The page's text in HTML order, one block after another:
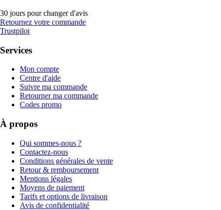
30 jours pour changer d'avis
Retournez votre commande
Trustpilot
Services
Mon compte
Centre d'aide
Suivre ma commande
Retourner ma commande
Codes promo
À propos
Qui sommes-nous ?
Contactez-nous
Conditions générales de vente
Retour & remboursement
Mentions légales
Moyens de paiement
Tarifs et options de livraison
Avis de confidentialité